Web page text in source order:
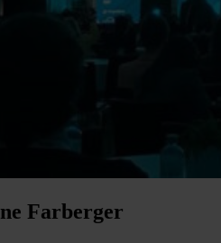
Farberger